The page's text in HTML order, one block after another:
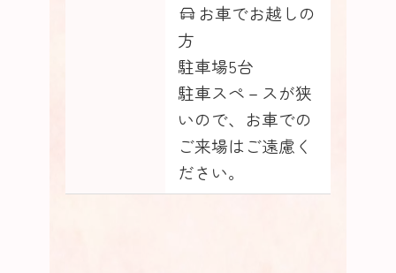
お車でお越しの
方
駐車場5台
駐車スペ－スが狭
いので、お車での
ご来場はご遠慮く
ださい。